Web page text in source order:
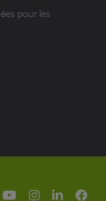
pour les